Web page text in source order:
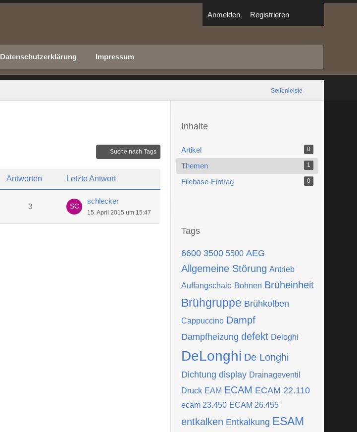
Anmelden Registrieren
Datenschutzerklärung Impressum
Seitenleiste
Suche nach Tags
Antworten Letzte Antwort
3
schlecker
15. April 2015 um 15:47
Inhalte
Artikel 0
Themen 1
Filebase-Eintrag 0
Tags
6600 3500 5500 AEG
Allgemeine Störung Antrieb
Auffangschale Bohnen Brüheinheit
Brühgruppe Brühkolben
Cappuccino Dampf
Dampfheizung defekt Deloghi
DeLonghi De Longhi
Dichtung display Drainageventil
Druck EAM ECAM ECAM 22.110
ecam 23.450 ECAM 26.455
entkalken Entkalkung ESAM